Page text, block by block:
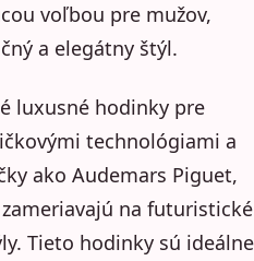
voľbou pre mužov,
a elegátny štýl.
luxusné hodinky pre
technológiami a
ako Audemars Piguet,
na futuristické
Tieto hodinky sú ideálne